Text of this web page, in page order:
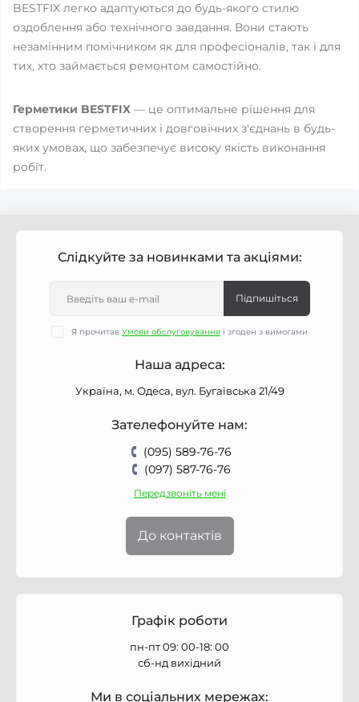
BESTFIX легко адаптуються до будь-якого стилю
оздоблення або технічного завдання. Вони стають
незамінним помічником як для професіоналів, так і для
тих, хто займається ремонтом самостійно.
Герметики BESTFIX — це оптимальне рішення для
створення герметичних і довговічних з'єднань в будь-
яких умовах, що забезпечує високу якість виконання
робіт.
Слідкуйте за новинками та акціями:
Підпишіться
Я прочитав Умови обслуговування і згоден з вимогами
Наша адреса:
Україна, м. Одеса, вул. Бугаївська 21/49
Зателефонуйте нам:
(095) 589-76-76
(097) 587-76-76
Передзвоніть мені
До контактів
Графік роботи
пн-пт 09: 00-18: 00
сб-нд вихідний
Ми в соціальних мережах: